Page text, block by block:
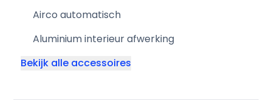
Airco automatisch
Aluminium interieur afwerking
Bekijk alle accessoires